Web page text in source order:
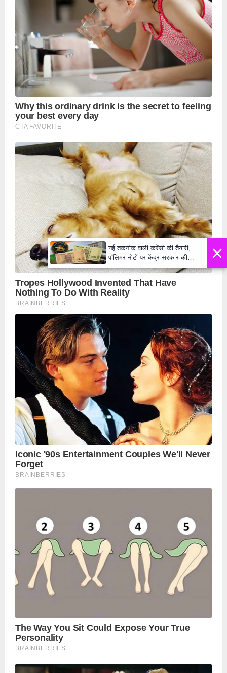
×
नई तकनीक वाली करेंसी की तैयारी,
पॉलिमर नोटों पर केंद्र सरकार की
₹10 और ₹20 के नोट - Daily Lok
Manch PM Modi U